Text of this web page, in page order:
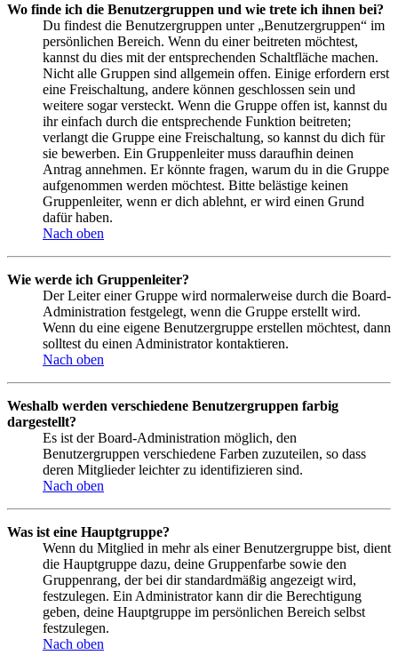
Wo finde ich die Benutzergruppen und wie trete ich ihnen bei?
Du findest die Benutzergruppen unter „Benutzergruppen“ im
persönlichen Bereich. Wenn du einer beitreten möchtest,
kannst du dies mit der entsprechenden Schaltfläche machen.
Nicht alle Gruppen sind allgemein offen. Einige erfordern erst
eine Freischaltung, andere können geschlossen sein und
weitere sogar versteckt. Wenn die Gruppe offen ist, kannst du
ihr einfach durch die entsprechende Funktion beitreten;
verlangt die Gruppe eine Freischaltung, so kannst du dich für
sie bewerben. Ein Gruppenleiter muss daraufhin deinen
Antrag annehmen. Er könnte fragen, warum du in die Gruppe
aufgenommen werden möchtest. Bitte belästige keinen
Gruppenleiter, wenn er dich ablehnt, er wird einen Grund
dafür haben.
Nach oben
Wie werde ich Gruppenleiter?
Der Leiter einer Gruppe wird normalerweise durch die Board-
Administration festgelegt, wenn die Gruppe erstellt wird.
Wenn du eine eigene Benutzergruppe erstellen möchtest, dann
solltest du einen Administrator kontaktieren.
Nach oben
Weshalb werden verschiedene Benutzergruppen farbig
dargestellt?
Es ist der Board-Administration möglich, den
Benutzergruppen verschiedene Farben zuzuteilen, so dass
deren Mitglieder leichter zu identifizieren sind.
Nach oben
Was ist eine Hauptgruppe?
Wenn du Mitglied in mehr als einer Benutzergruppe bist, dient
die Hauptgruppe dazu, deine Gruppenfarbe sowie den
Gruppenrang, der bei dir standardmäßig angezeigt wird,
festzulegen. Ein Administrator kann dir die Berechtigung
geben, deine Hauptgruppe im persönlichen Bereich selbst
festzulegen.
Nach oben